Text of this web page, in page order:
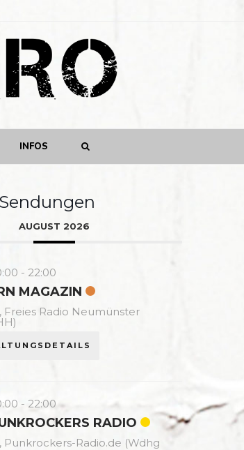
INFOS
AUGUST 2026
- 22:00
MAGAZIN
Freies Radio Neumünster
- 22:00
RADIO
Punkrockers-Radio.de (Wdhg